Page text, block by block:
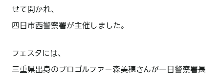
せて開かれ、
四日市西警察署が主催しました。
フェスタには、
三重県出身のプロゴルファー森美穂さんが一日警察署長